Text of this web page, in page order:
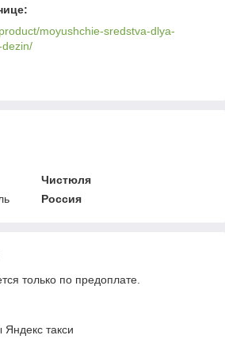
moyushchie-sredstva-dlya-
dezin/
Чистюля
Россия
только по предоплате.
такси